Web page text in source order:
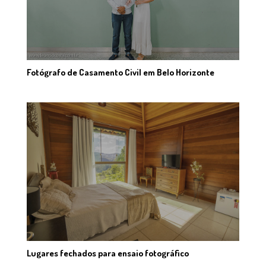
Fotógrafo de Casamento Civil em Belo Horizonte
Lugares fechados para ensaio fotográfico